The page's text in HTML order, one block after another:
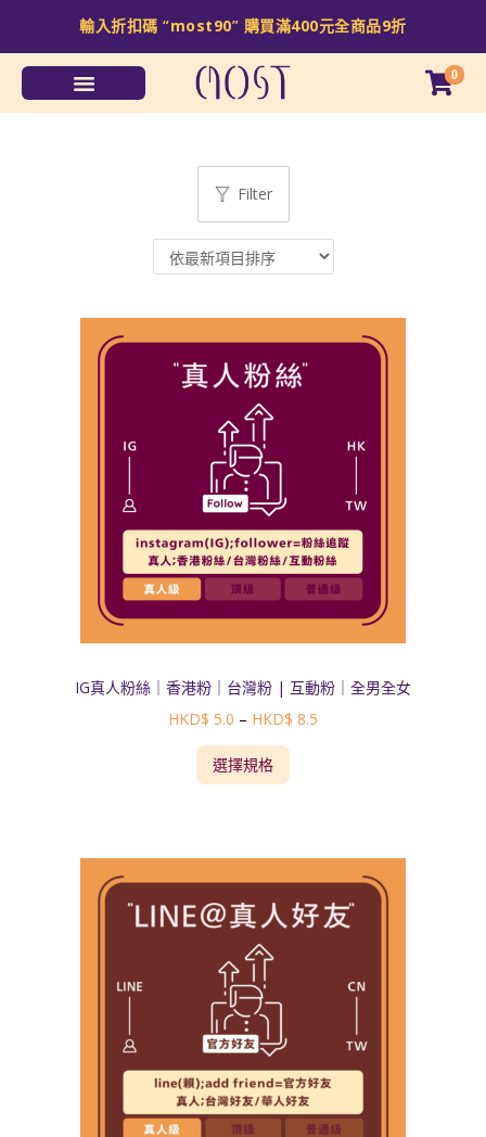
輸入折扣碼 “most90” 購買滿400元全商品9折
0
Filter
IG真人粉絲｜香港粉｜台灣粉 | 互動粉｜全男全女
HKD$ 5.0 – HKD$ 8.5
選擇規格